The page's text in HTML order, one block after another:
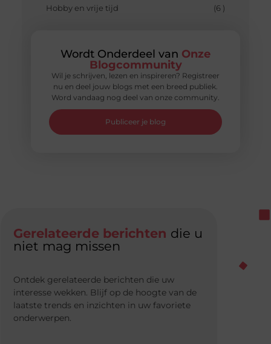
Hobby en vrije tijd
(6 )
Wordt Onderdeel van Onze
Blogcommunity
Wil je schrijven, lezen en inspireren? Registreer
nu en deel jouw blogs met een breed publiek.
Word vandaag nog deel van onze community.
Publiceer je blog
Gerelateerde berichten die u
niet mag missen
Ontdek gerelateerde berichten die uw
interesse wekken. Blijf op de hoogte van de
laatste trends en inzichten in uw favoriete
onderwerpen.